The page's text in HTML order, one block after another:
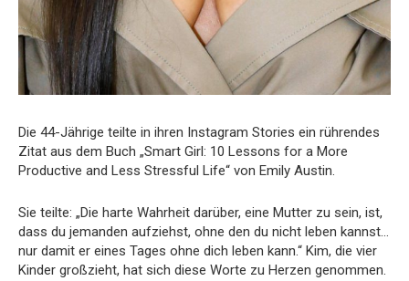
Die 44-Jährige teilte in ihren Instagram Stories ein rührendes
Zitat aus dem Buch „Smart Girl: 10 Lessons for a More
Productive and Less Stressful Life“ von Emily Austin.
Sie teilte: „Die harte Wahrheit darüber, eine Mutter zu sein, ist,
dass du jemanden aufziehst, ohne den du nicht leben kannst…
nur damit er eines Tages ohne dich leben kann.“ Kim, die vier
Kinder großzieht, hat sich diese Worte zu Herzen genommen.